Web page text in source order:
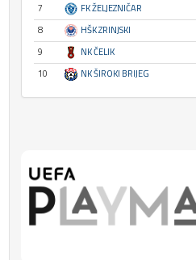
7
FK ŽELJEZNIČAR
8
HŠK ZRINJSKI
9
NK ČELIK
10
NK ŠIROKI BRIJEG